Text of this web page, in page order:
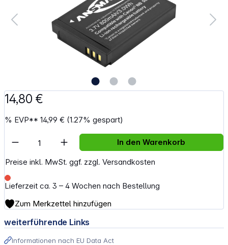
14,80 €
% EVP**14,99 € (1.27% gespart)
Preise inkl. MwSt. ggf. zzgl. Versandkosten
Lieferzeit ca. 3 – 4 Wochen nach Bestellung
Artikel Anzahl: Gib den gewünschten
In den Warenkorb
Zum Merkzettel hinzufügen
weiterführende Links
Informationen nach EU Data Act